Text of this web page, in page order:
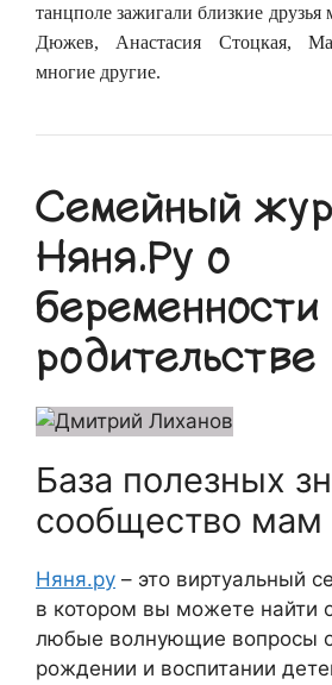
танцполе зажигали близкие
Дюжев, Анастасия Стоцкая,
многие другие.
Семейный
Няня.Ру о
беременности
родительстве
База полезных
сообщество мам
Няня.ру – это виртуальный
в котором вы можете найти
любые волнующие вопросы
рождении и воспитании